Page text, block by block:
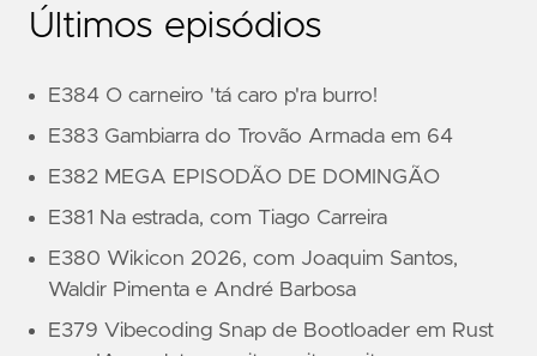
Últimos episódios
E384 O carneiro 'tá caro p'ra burro!
E383 Gambiarra do Trovão Armada em 64
E382 MEGA EPISODÃO DE DOMINGÃO
E381 Na estrada, com Tiago Carreira
E380 Wikicon 2026, com Joaquim Santos,
Waldir Pimenta e André Barbosa
E379 Vibecoding Snap de Bootloader em Rust